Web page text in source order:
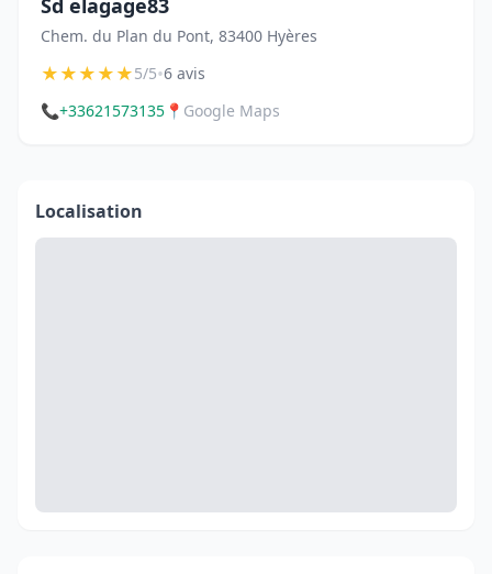
Chem. du Plan du Pont, 83400 Hyères
★★★★★5/5•6 avis
📞+33621573135 📍 Google Maps
Localisation